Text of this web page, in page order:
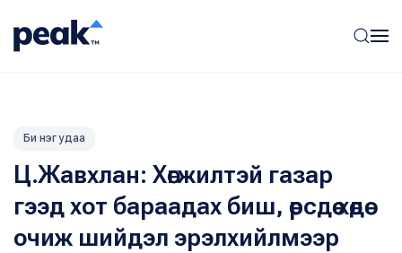
Би нэг удаа
Ц.Жавхлан: Хөгжилтэй газар
гээд хот бараадах биш, өөрсдөө хөдөө
очиж шийдэл эрэлхийлмээр